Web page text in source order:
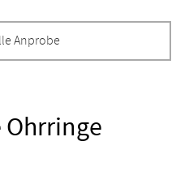
Anprobe